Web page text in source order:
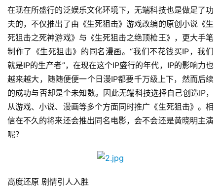
游
戏
业
界
手
机
游
戏
戏
在现在所盛行的泛娱乐文化环境下，无端科技也是做足了功
夫的，不仅推出了由《生死狙击》游戏改编的原创小说《生
死狙击之死神游戏》与《生死狙击之绝顶枪王》，更大手笔
制作了《生死狙击》的同名漫画。“我们不花钱买IP，我们
就是IP的生产者”，在现在这个IP盛行的年代，IP的影响力也
越来越大，随随便便一个日漫IP都要千万级上下，然而后续
的成功与否却是个未知数。因此无端科技选择自己创造IP，
从游戏、小说、漫画等多个方面同时推广《生死狙击》。相
信在不久的将来还会推出同名电影，会不会还是黄晓明主演
呢？
高度还原 剧情引人入胜